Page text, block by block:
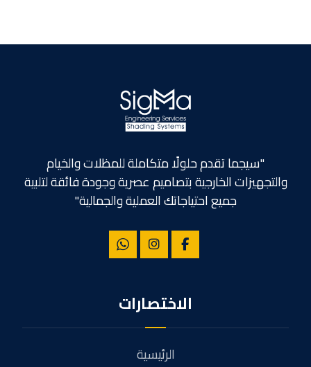
"سيجما تقدم حلولًا متكاملة للمظلات والخيام
والتجهيزات الخارجية بتصاميم عصرية وجودة فائقة لتلبية
جميع احتياجاتك العملية والجمالية"
الاختصارات
الرئيسية